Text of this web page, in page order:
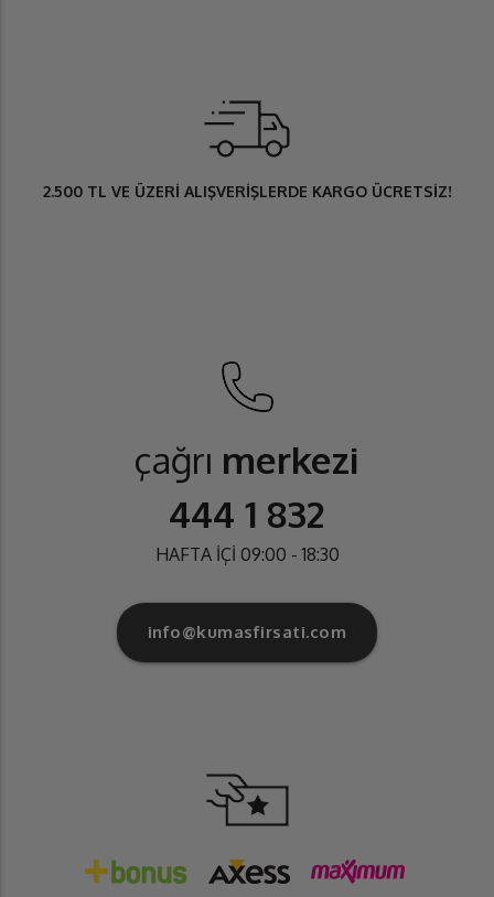
2.500 TL VE ÜZERİ ALIŞVERİŞLERDE KARGO ÜCRETSİZ!
çağrı merkezi
444 1 832
HAFTA İÇİ 09:00 - 18:30
info@kumasfirsati.com